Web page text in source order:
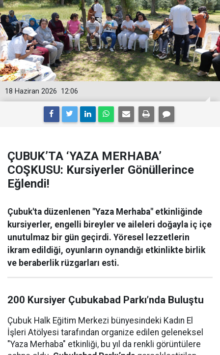
12:06
18 Haziran 2026
ÇUBUK’TA ‘YAZA MERHABA’
COŞKUSU: Kursiyerler Gönüllerince
Eğlendi!
Çubuk'ta düzenlenen "Yaza Merhaba" etkinliğinde
kursiyerler, engelli bireyler ve aileleri doğayla iç içe
unutulmaz bir gün geçirdi. Yöresel lezzetlerin
ikram edildiği, oyunların oynandığı etkinlikte birlik
ve beraberlik rüzgarları esti.
200 Kursiyer Çubukabad Parkı’nda Buluştu
Çubuk Halk Eğitim Merkezi bünyesindeki Kadın El
İşleri Atölyesi tarafından organize edilen geleneksel
"Yaza Merhaba" etkinliği, bu yıl da renkli görüntülere